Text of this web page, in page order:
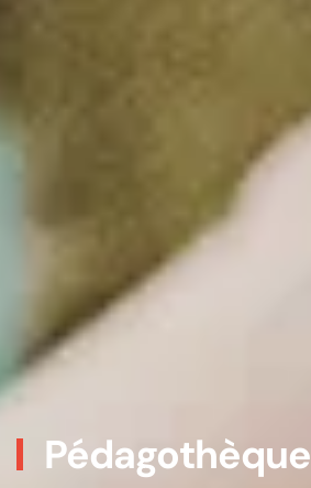
Pédagothèque